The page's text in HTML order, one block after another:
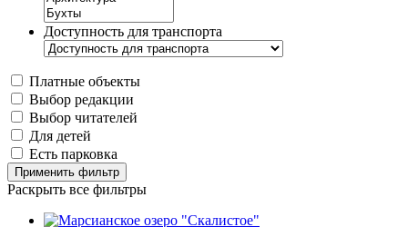
Доступность для транспорта
Платные объекты
Выбор редакции
Выбор читателей
Для детей
Есть парковка
Применить фильтр
Раскрыть все фильтры